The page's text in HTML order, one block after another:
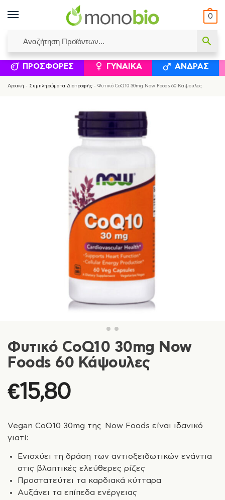
0
ΙΣΟΛΟΓΙΣΜΟΊ ΕΛΕΆΝΝΑ ΧΡΙΣΤΙΝΆΚΗ ΕΠΙΚΟΙΝΩΝΊΑ
ΣΥΜΠΛΗΡΏΜΑΤΑ ΔΙΑΤΡΟΦΉΣ ΦΥΣΙΚΆ
ΠΡΟΣΦΟΡΈΣ ΓΥΝΑΊΚΑ ΆΝΔΡΑΣ
Αρχική - Συμπληρώματα Διατροφής - Φυτικό CoQ10 30mg Now Foods 60 Κάψουλες
Φυτικό CoQ10 30mg Now
Foods 60 Κάψουλες
€15,80
Vegan CoQ10 30mg της Now Foods είναι ιδανικό
γιατί:
Ενισχύει τη δράση των αντιοξειδωτικών ενάντια
στις βλαπτικές ελεύθερες ρίζες
Προστατεύτει τα καρδιακά κύτταρα
Αυξάνει τα επίπεδα ενέργειας